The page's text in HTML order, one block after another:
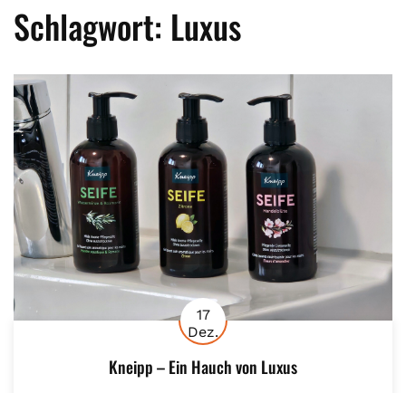
Schlagwort: Luxus
17
Dez.
Kneipp – Ein Hauch von Luxus